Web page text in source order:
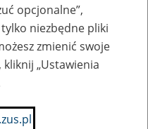
opcjonalne”,
niezbędne pliki
zmienić swoje
„Ustawienia